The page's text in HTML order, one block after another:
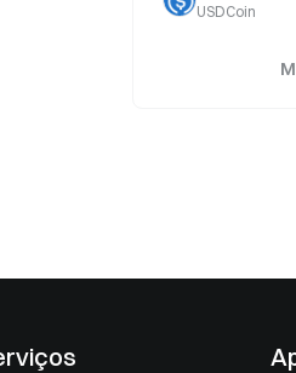
USDCoin